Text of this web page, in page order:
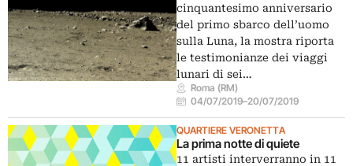
cinquantesimo anniversario
del primo sbarco dell’uomo
sulla Luna, la mostra riporta
le testimonianze dei viaggi
lunari di sei…
Roma (RM)
04/07/2019–20/07/2019
QUARTIERE VERONETTA
La prima notte di quiete
11 artisti interverranno in 11